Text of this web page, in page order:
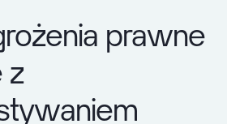
prawne
z